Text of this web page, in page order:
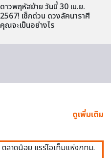
ดาวพฤหัสย้าย วันนี้ 30 เม.ย.
2567! เช็กด่วน ดวงลัคนาราศี
คุณจะเป็นอย่างไร
ดูเพิ่มเติม